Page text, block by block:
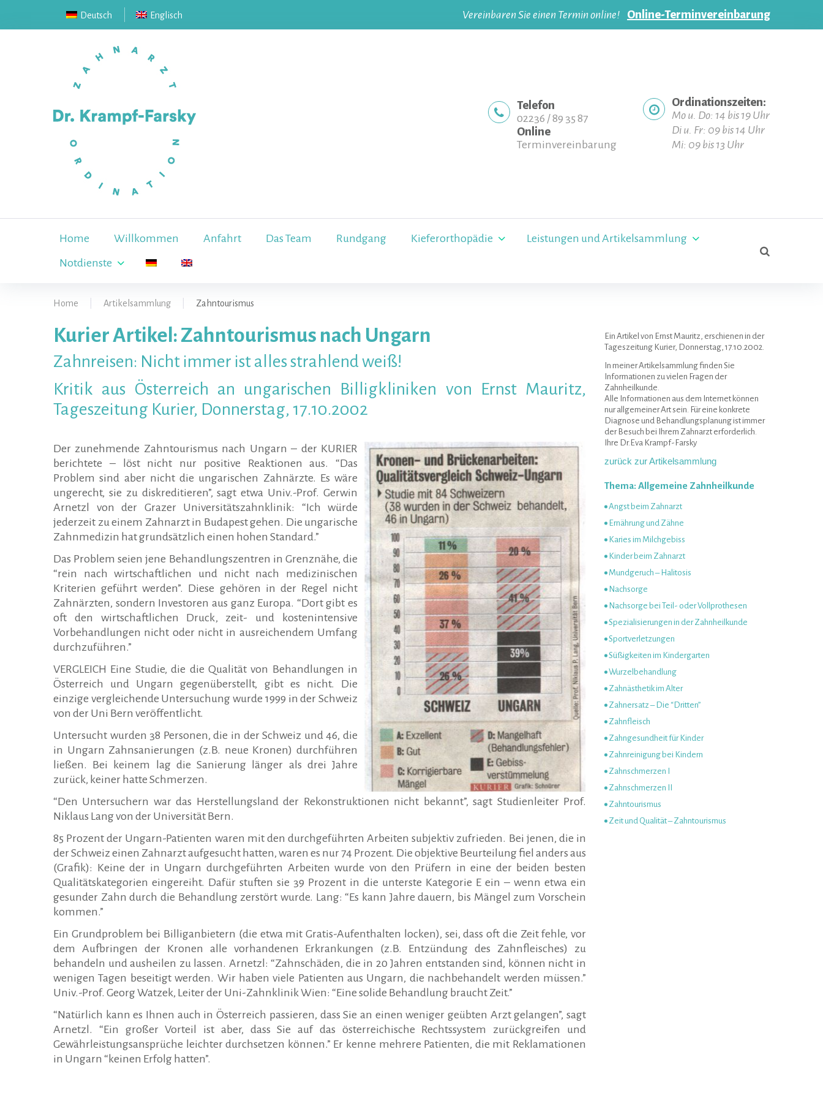
Vereinbaren Sie einen Termin online! Online-Terminvereinbarung
Deutsch Englisch
Telefon
02236 / 89 35 87
Online
Terminvereinbarung
Ordinationszeiten:
Mo u. Do: 14 bis 19 Uhr
Di u. Fr: 09 bis 14 Uhr
Mi: 09 bis 13 Uhr
Home Willkommen Anfahrt Das Team Rundgang Kieferorthopädie
Leistungen und Artikelsammlung
Notdienste
Home Artikelsammlung Zahntourismus
Zahntourismus
Kurier Artikel: Zahntourismus nach Ungarn
Zahnreisen: Nicht immer ist alles strahlend weiß!
Kritik aus Österreich an ungarischen Billigkliniken von Ernst Mauritz,
Tageszeitung Kurier, Donnerstag, 17.10.2002
Der zunehmende Zahntourismus nach Ungarn – der KURIER
berichtete – löst nicht nur positive Reaktionen aus. “Das
Problem sind aber nicht die ungarischen Zahnärzte. Es wäre
ungerecht, sie zu diskreditieren”, sagt etwa Univ.-Prof. Gerwin
Arnetzl von der Grazer Universitätszahnklinik: “Ich würde
jederzeit zu einem Zahnarzt in Budapest gehen. Die ungarische
Zahnmedizin hat grundsätzlich einen hohen Standard.”
Das Problem seien jene Behandlungszentren in Grenznähe, die
“rein nach wirtschaftlichen und nicht nach medizinischen
Kriterien geführt werden”. Diese gehören in der Regel nicht
Zahnärzten, sondern Investoren aus ganz Europa. “Dort gibt es
oft den wirtschaftlichen Druck, zeit- und kostenintensive
Vorbehandlungen nicht oder nicht in ausreichendem Umfang
durchzuführen.”
VERGLEICH Eine Studie, die die Qualität von Behandlungen in
Österreich und Ungarn gegenüberstellt, gibt es nicht. Die
einzige vergleichende Untersuchung wurde 1999 in der Schweiz
von der Uni Bern veröffentlicht.
Untersucht wurden 38 Personen, die in der Schweiz und 46, die
in Ungarn Zahnsanierungen (z.B. neue Kronen) durchführen
ließen. Bei keinem lag die Sanierung länger als drei Jahre
zurück, keiner hatte Schmerzen.
“Den Untersuchern war das Herstellungsland der Rekonstruktionen nicht bekannt”, sagt Studienleiter Prof.
Niklaus Lang von der Universität Bern.
85 Prozent der Ungarn-Patienten waren mit den durchgeführten Arbeiten subjektiv zufrieden. Bei jenen, die in
der Schweiz einen Zahnarzt aufgesucht hatten, waren es nur 74 Prozent. Die objektive Beurteilung fiel anders aus
(Grafik): Keine der in Ungarn durchgeführten Arbeiten wurde von den Prüfern in eine der beiden besten
Qualitätskategorien eingereiht. Dafür stuften sie 39 Prozent in die unterste Kategorie E ein – wenn etwa ein
gesunder Zahn durch die Behandlung zerstört wurde. Lang: “Es kann Jahre dauern, bis Mängel zum Vorschein
kommen.”
Ein Grundproblem bei Billiganbietern (die etwa mit Gratis-Aufenthalten locken), sei, dass oft die Zeit fehle, vor
dem Aufbringen der Kronen alle vorhandenen Erkrankungen (z.B. Entzündung des Zahnfleisches) zu
behandeln und ausheilen zu lassen. Arnetzl: “Zahnschäden, die in 20 Jahren entstanden sind, können nicht in
wenigen Tagen beseitigt werden. Wir haben viele Patienten aus Ungarn, die nachbehandelt werden müssen.”
Univ.-Prof. Georg Watzek, Leiter der Uni-Zahnklinik Wien: “Eine solide Behandlung braucht Zeit.”
“Natürlich kann es Ihnen auch in Österreich passieren, dass Sie an einen weniger geübten Arzt gelangen”, sagt
Arnetzl. “Ein großer Vorteil ist aber, dass Sie auf das österreichische Rechtssystem zurückgreifen und
Gewährleistungsansprüche leichter durchsetzen können.” Er kenne mehrere Patienten, die mit Reklamationen
in Ungarn “keinen Erfolg hatten”.
Ein Artikel von Ernst Mauritz, erschienen in der
Tageszeitung Kurier, Donnerstag, 17.10.2002.
In meiner Artikelsammlung finden Sie
Informationen zu vielen Fragen der
Zahnheilkunde.
Alle Informationen aus dem Internet können
nur allgemeiner Art sein. Für eine konkrete
Diagnose und Behandlungsplanung ist immer
der Besuch bei Ihrem Zahnarzt erforderlich.
Ihre Dr.Eva Krampf-Farsky
zurück zur Artikelsammlung
Thema: Allgemeine Zahnheilkunde
Angst beim Zahnarzt
Ernährung und Zähne
Karies im Milchgebiss
Kinder beim Zahnarzt
Mundgeruch – Halitosis
Nachsorge
Nachsorge bei Teil- oder Vollprothesen
Spezialisierungen in der Zahnheilkunde
Sportverletzungen
Süßigkeiten im Kindergarten
Wurzelbehandlung
Zahnästhetik im Alter
Zahnersatz – Die “Dritten”
Zahnfleisch
Zahngesundheit für Kinder
Zahnreinigung bei Kindern
Zahnschmerzen I
Zahnschmerzen II
Zahntourismus
Zeit und Qualität – Zahntourismus